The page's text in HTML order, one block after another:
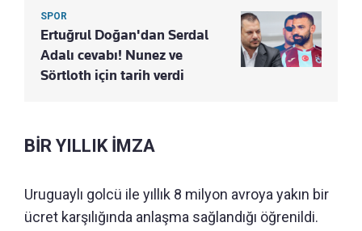
SPOR
Ertuğrul Doğan'dan Serdal
Adalı cevabı! Nunez ve
Sörtloth için tarih verdi
BİR YILLIK İMZA
Uruguaylı golcü ile yıllık 8 milyon avroya yakın bir
ücret karşılığında anlaşma sağlandığı öğrenildi.